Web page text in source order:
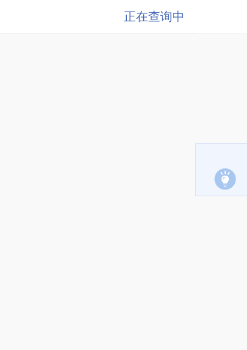
正在查询中